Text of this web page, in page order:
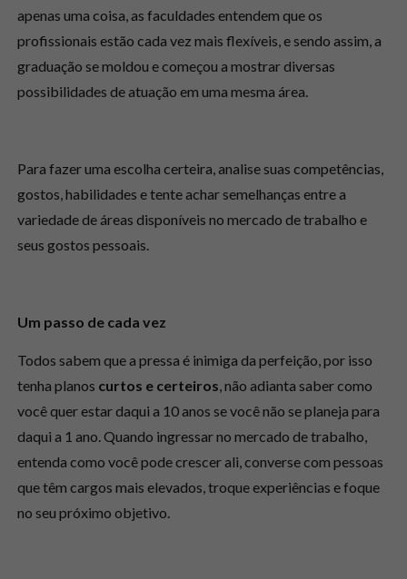
apenas uma coisa, as faculdades entendem que os
profissionais estão cada vez mais flexíveis, e sendo assim, a
graduação se moldou e começou a mostrar diversas
possibilidades de atuação em uma mesma área.
Para fazer uma escolha certeira, analise suas competências,
gostos, habilidades e tente achar semelhanças entre a
variedade de áreas disponíveis no mercado de trabalho e
seus gostos pessoais.
Um passo de cada vez
Todos sabem que a pressa é inimiga da perfeição, por isso
tenha planos curtos e certeiros, não adianta saber como
você quer estar daqui a 10 anos se você não se planeja para
daqui a 1 ano. Quando ingressar no mercado de trabalho,
entenda como você pode crescer ali, converse com pessoas
que têm cargos mais elevados, troque experiências e foque
no seu próximo objetivo.